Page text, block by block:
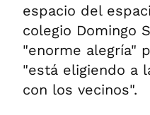
espacio del
colegio Domingo
"enorme alegría"
"está eligiendo a
con los vecinos".